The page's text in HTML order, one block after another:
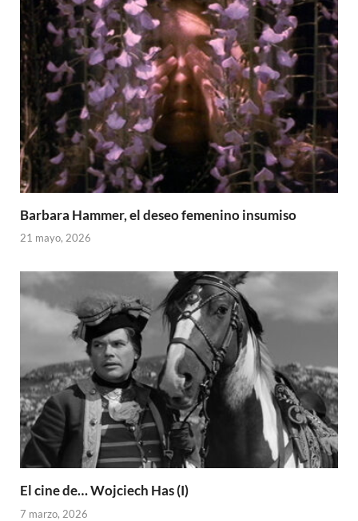
Barbara Hammer, el deseo femenino insumiso
21 mayo, 2026
El cine de… Wojciech Has (I)
7 marzo, 2026